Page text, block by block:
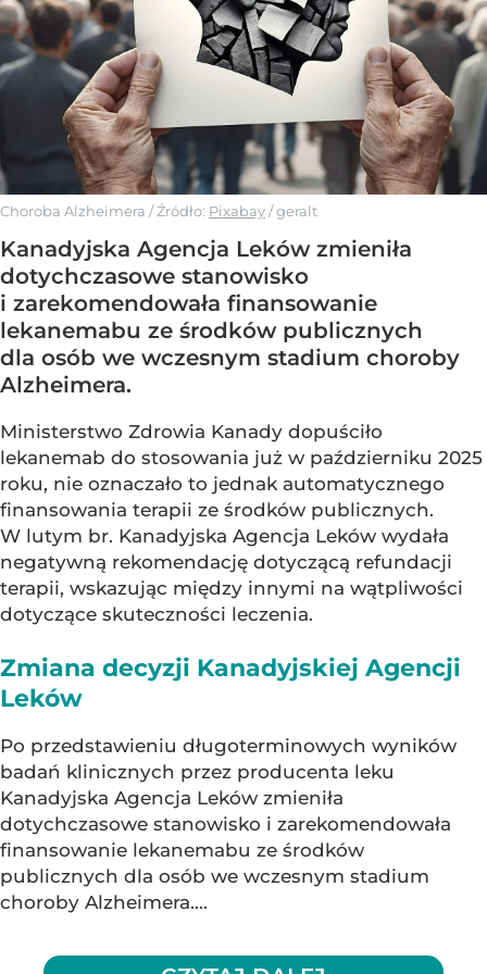
Choroba Alzheimera / Źródło: Pixabay/geralt
Kanadyjska Agencja Leków zmieniła
dotychczasowe stanowisko
i zarekomendowała finansowanie
lekanemabu ze środków publicznych
dla osób we wczesnym stadium choroby
Alzheimera.
Ministerstwo Zdrowia Kanady dopuściło
lekanemab do stosowania już w październiku 2025
roku, nie oznaczało to jednak automatycznego
finansowania terapii ze środków publicznych.
W lutym br. Kanadyjska Agencja Leków wydała
negatywną rekomendację dotyczącą refundacji
terapii, wskazując między innymi na wątpliwości
dotyczące skuteczności leczenia.
Zmiana decyzji Kanadyjskiej Agencji
Leków
Po przedstawieniu długoterminowych wyników
badań klinicznych przez producenta leku
Kanadyjska Agencja Leków zmieniła
dotychczasowe stanowisko i zarekomendowała
finansowanie lekanemabu ze środków
publicznych dla osób we wczesnym stadium
choroby Alzheimera....